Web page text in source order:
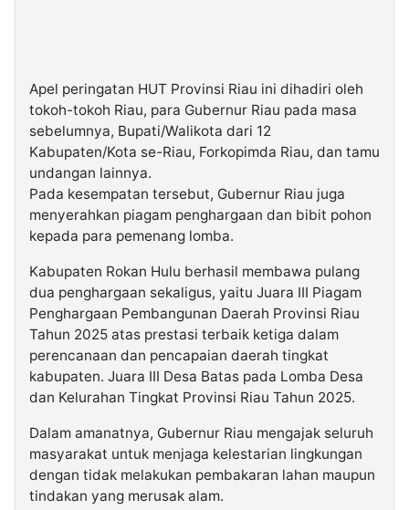
Apel peringatan HUT Provinsi Riau ini dihadiri oleh
tokoh-tokoh Riau, para Gubernur Riau pada masa
sebelumnya, Bupati/Walikota dari 12
Kabupaten/Kota se-Riau, Forkopimda Riau, dan tamu
undangan lainnya.
Pada kesempatan tersebut, Gubernur Riau juga
menyerahkan piagam penghargaan dan bibit pohon
kepada para pemenang lomba.
Kabupaten Rokan Hulu berhasil membawa pulang
dua penghargaan sekaligus, yaitu Juara III Piagam
Penghargaan Pembangunan Daerah Provinsi Riau
Tahun 2025 atas prestasi terbaik ketiga dalam
perencanaan dan pencapaian daerah tingkat
kabupaten. Juara III Desa Batas pada Lomba Desa
dan Kelurahan Tingkat Provinsi Riau Tahun 2025.
Dalam amanatnya, Gubernur Riau mengajak seluruh
masyarakat untuk menjaga kelestarian lingkungan
dengan tidak melakukan pembakaran lahan maupun
tindakan yang merusak alam.